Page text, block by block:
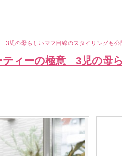
3児の母らしいママ目線のスタイリングも公
ティーの極意 3児の母